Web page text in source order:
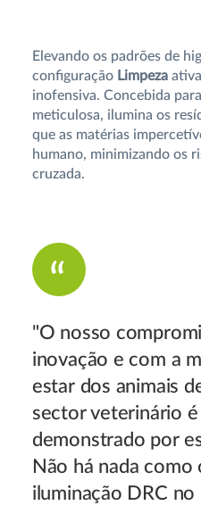
Elevando os padrões de
configuração Limpezaativa
inofensiva. Concebida
meticulosa, ilumina os
que as matérias
humano, minimizando os
cruzada.
"O nosso
inovação e com a
estar dos animais
sector veterinário é
demonstrado por
Não há nada como
iluminação DRC no